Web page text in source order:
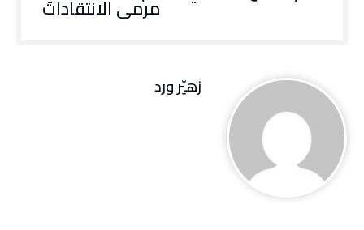
‬مرمى‭ ‬الانتقادات
زهيّر‭ ‬ورد